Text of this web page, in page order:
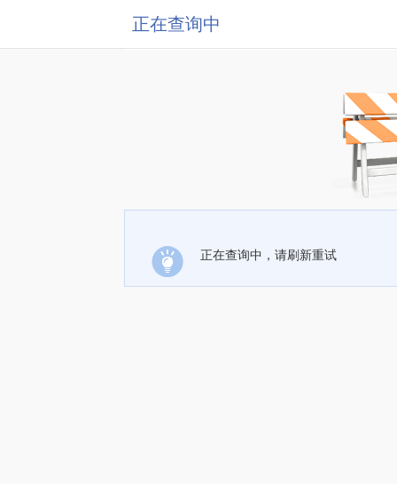
正在查询中
正在查询中，请刷新重试